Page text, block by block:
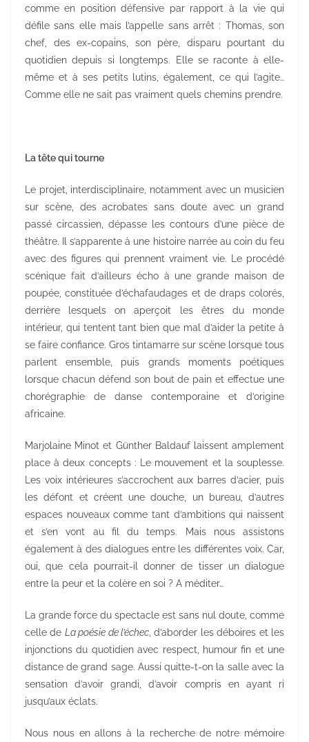
comme en position défensive par rapport à la vie qui
défile sans elle mais l’appelle sans arrêt : Thomas, son
chef, des ex-copains, son père, disparu pourtant du
quotidien depuis si longtemps. Elle se raconte à elle-
même et à ses petits lutins, également, ce qui l’agite…
Comme elle ne sait pas vraiment quels chemins prendre.
La tête qui tourne
Le projet, interdisciplinaire, notamment avec un musicien
sur scène, des acrobates sans doute avec un grand
passé circassien, dépasse les contours d’une pièce de
théâtre. Il s’apparente à une histoire narrée au coin du feu
avec des figures qui prennent vraiment vie. Le procédé
scénique fait d’ailleurs écho à une grande maison de
poupée, constituée d’échafaudages et de draps colorés,
derrière lesquels on aperçoit les êtres du monde
intérieur, qui tentent tant bien que mal d’aider la petite à
se faire confiance. Gros tintamarre sur scène lorsque tous
parlent ensemble, puis grands moments poétiques
lorsque chacun défend son bout de pain et effectue une
chorégraphie de danse contemporaine et d’origine
africaine.
Marjolaine Minot et Günther Baldauf laissent amplement
place à deux concepts : Le mouvement et la souplesse.
Les voix intérieures s’accrochent aux barres d’acier, puis
les défont et créent une douche, un bureau, d’autres
espaces nouveaux comme tant d’ambitions qui naissent
et s’en vont au fil du temps. Mais nous assistons
également à des dialogues entre les différentes voix. Car,
oui, que cela pourrait-il donner de tisser un dialogue
entre la peur et la colère en soi ? A méditer…
La grande force du spectacle est sans nul doute, comme
celle de La poésie de l’échec, d’aborder les déboires et les
injonctions du quotidien avec respect, humour fin et une
distance de grand sage. Aussi quitte-t-on la salle avec la
sensation d’avoir grandi, d’avoir compris en ayant ri
jusqu’aux éclats.
Nous nous en allons à la recherche de notre mémoire